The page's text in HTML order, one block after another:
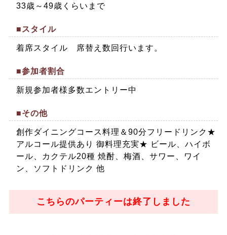
33歳～49歳くらいまで
■スタイル
着席スタイル 席替え数回行います。
■参加者割合
新規参加者様多数エントリー中
■その他
創作ダイニングコース料理＆90分フリードリンク★
アルコール提供あり 御料理充実★ ビール、ハイボ
ール、カクテル20種 焼酎、梅酒、サワー、ワイ
ン、ソフトドリンク 他
こちらのパーティーは終了しました